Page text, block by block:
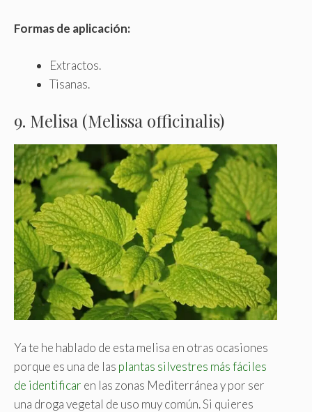
Formas de aplicación:
Extractos.
Tisanas.
9. Melisa (Melissa officinalis)
Ya te he hablado de esta melisa en otras ocasiones
porque es una de las plantas silvestres más fáciles
de identificar en las zonas Mediterránea y por ser
una droga vegetal de uso muy común. Si quieres